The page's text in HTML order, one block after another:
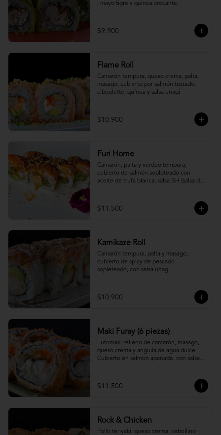
, mayo tigre y quinoa crocante.
$9.900
Flame Roll
Camarón tempura, queso crema, palta,
masago, cubierto por salmón tostado,
ciboulette, quínoa y salsa unagi
$10.900
Furi Home
Camarón, palta y verdeo tempura,
cubierto de salmón soploteado con
aceite de trufa blanca, salsa BH (salsa de
$11.500
Kamikaze Roll
Camarón tempura, palta y masago,
cubierto de spicy de pescado
sopleteado, con salsa unagi.
$10.900
Maki Furay (6 piezas)
Futomaki relleno de camarón, masago,
queso crema y anguila de agua dulce.
Cubierto en salmón apanado, con salsa
$11.500
Rock & Chicken
Pollo teriyaki, queso crema, cebollino